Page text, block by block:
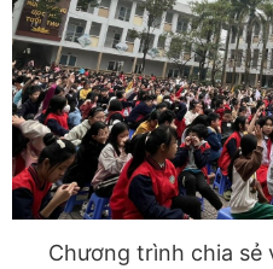
Chương trình chia sẻ